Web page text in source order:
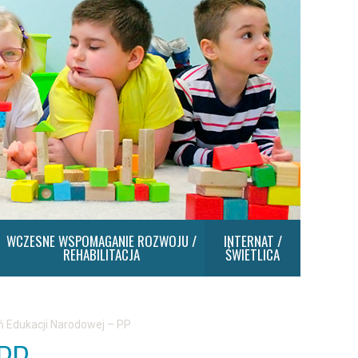
WCZESNE WSPOMAGANIE ROZWOJU /
REHABILITACJA
INTERNAT /
ŚWIETLICA
Edukacji Narodowej – PP